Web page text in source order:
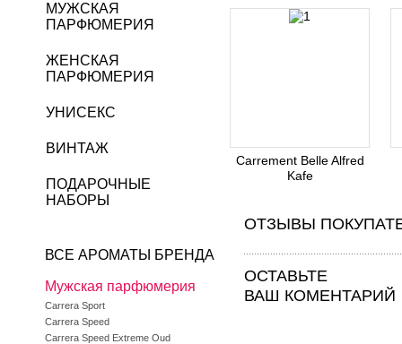
Carrement Belle Alfred
Kafe
ОТЗЫВЫ
ОСТАВЬТЕ
ВАШ КОМЕНТАРИЙ
МУЖСКАЯ
ПАРФЮМЕРИЯ
ЖЕНСКАЯ
ПАРФЮМЕРИЯ
УНИСЕКС
ВИНТАЖ
ПОДАРОЧНЫЕ
НАБОРЫ
ВСЕ АРОМАТЫ БРЕНДА
Мужская парфюмерия
Carrera Sport
Carrera Speed
Carrera Speed Extreme Oud